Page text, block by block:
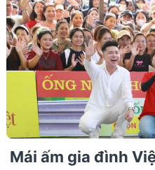
Mái ấm gia đình